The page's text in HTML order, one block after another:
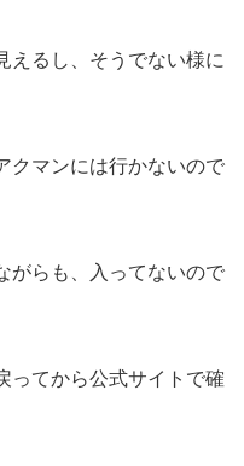
えるし、そうでない様に
クマンには行かないので
がらも、入ってないので
ってから公式サイトで確